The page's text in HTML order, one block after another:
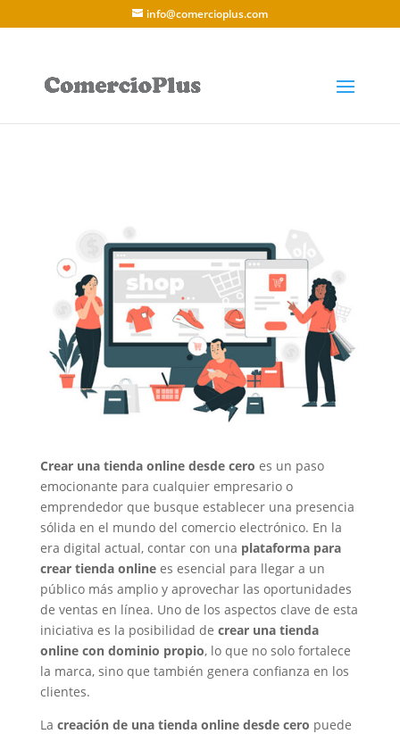
info@comercioplus.com
Crear una tienda online desde cero es un paso
emocionante para cualquier empresario o
emprendedor que busque establecer una presencia
sólida en el mundo del comercio electrónico. En la
era digital actual, contar con una plataforma para
crear tienda onlinees esencial para llegar a un
público más amplio y aprovechar las oportunidades
de ventas en línea. Uno de los aspectos clave de esta
iniciativa es la posibilidad de crear una tienda
online con dominio propio, lo que no solo fortalece
la marca, sino que también genera confianza en los
clientes.
La creación de una tienda online desde cero puede